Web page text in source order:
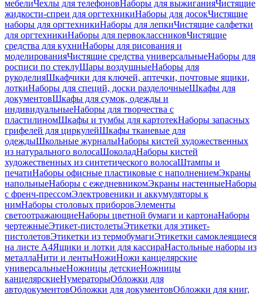
мебелиЧехлы для телефоновНаборы для выжиганияЧистящие
жидкости-спреи для оргтехникиНаборы для досокЧистящие
наборы для оргтехникиНаборы для лепкиЧистящие салфетки
для оргтехникиНаборы для первоклассниковЧистящие
средства для кухниНаборы для рисования и
моделированияЧистящие средства универсальныеНаборы для
росписи по стеклуШары воздушныеНаборы для
рукоделияШкафчики для ключей, аптечки, почтовые ящики,
лоткиНаборы для специй, доски разделочныеШкафы для
документовШкафы для сумок, одежды и
индивидуальныеНаборы для творчества с
пластилиномШкафы и тумбы для картотекНаборы запасных
грифелей для циркулейШкафы тканевые для
одеждыШкольные журналыНаборы кистей художественных
из натурального волосаШоколадНаборы кистей
художественных из синтетического волосаШтампы и
печатиНаборы офисные пластиковые с наполнениемЭкраны
напольныеНаборы с ежедневникомЭкраны настенныеНаборы
с френч-прессомЭлектровеники и аккумуляторы к
нимНаборы столовых приборовЭлементы
светоотражающиеНаборы цветной бумаги и картонаНаборы
чертежныеЭтикет-пистолетыЭтикетки для этикет-
пистолетовЭтикетки из термобумагиЭтикетки самоклеящиеся
на листе А4Ящики и лотки для кассираНастольные наборы из
металлаНити и лентыНожиНожи канцелярские
универсальныеНожницы детскиеНожницы
канцелярскиеНумераторыОбложки для
автодокументовОбложки для документовОбложки для книг,